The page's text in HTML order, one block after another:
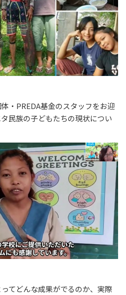
・PREDA基金のスタッフをお迎
民族の子どもたちの現状につい
てどんな成果がでるのか、実際